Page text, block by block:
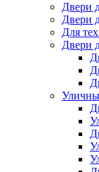
Двери
Двери
Для
Двери